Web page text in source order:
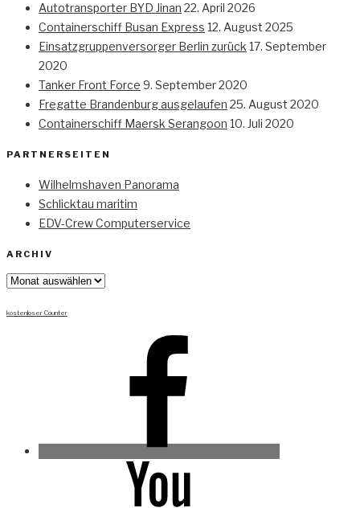
Autotransporter BYD Jinan 22. April 2026
Containerschiff Busan Express 12. August 2025
Einsatzgruppenversorger Berlin zurück 17. September
2020
Tanker Front Force 9. September 2020
Fregatte Brandenburg ausgelaufen 25. August 2020
Containerschiff Maersk Serangoon 10. Juli 2020
PARTNERSEITEN
Wilhelmshaven Panorama
Schlicktau maritim
EDV-Crew Computerservice
ARCHIV
Archiv
kostenloser Counter